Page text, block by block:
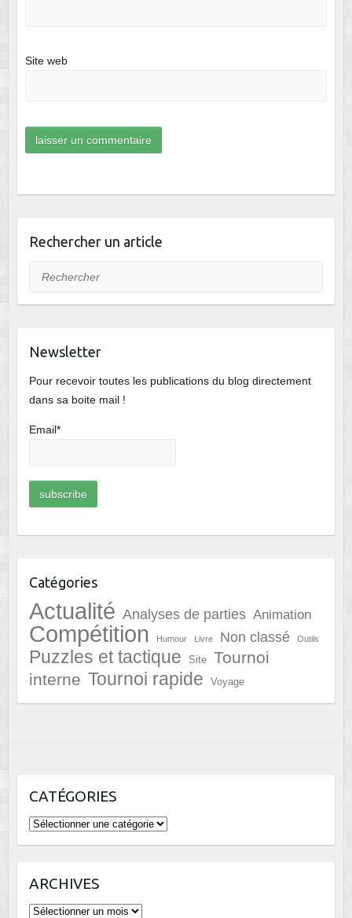
Site web
Rechercher un article
Rechercher
Newsletter
Pour recevoir toutes les publications du blog directement
dans sa boite mail !
Email*
Catégories
Actualité Analyses de parties Animation
Compétition Humour Livre Non classé Outils
Puzzles et tactique Site
Tournoi
interne Tournoi rapide Voyage
CATÉGORIES
Catégories
ARCHIVES
Archives